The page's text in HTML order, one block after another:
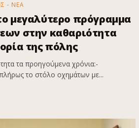
- ΝΕΑ
μεγαλύτερο πρόγραμμα
στην καθαριότητα
της πόλης
τα προηγούμενα χρόνια:-
το στόλο οχημάτων με...